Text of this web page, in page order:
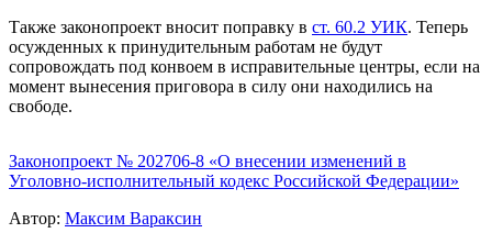
Также законопроект вносит поправку в ст. 60.2 УИК. Теперь
осужденных к принудительным работам не будут
сопровождать под конвоем в исправительные центры, если на
момент вынесения приговора в силу они находились на
свободе.
Законопроект № 202706-8 «О внесении изменений в
Уголовно-исполнительный кодекс Российской Федерации»
Автор: Максим Вараксин